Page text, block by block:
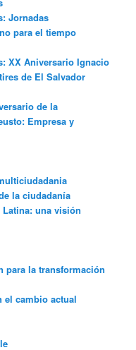
Jornadas
para el tiempo
XX Aniversario Ignacio
de El Salvador
de la
Empresa y
la ciudadanía
una visión
para la transformación
el cambio actual